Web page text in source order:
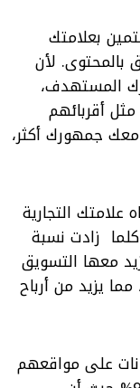
بعلامتك
لأن
المستهدف،
أقربائهم
جمهورك أكثر،
بنسبة 60 % تجاه علامتك التجارية
زادت نسبة
معها التسويق
يزيد من أرباح
على مواقعهم